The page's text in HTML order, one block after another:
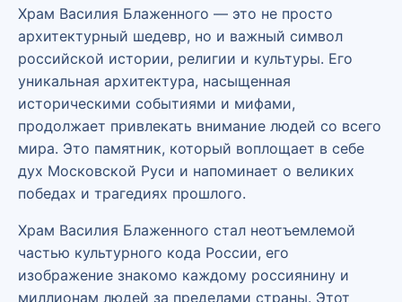
Храм Василия Блаженного — это не просто
архитектурный шедевр, но и важный символ
российской истории, религии и культуры. Его
уникальная архитектура, насыщенная
историческими событиями и мифами,
продолжает привлекать внимание людей со всего
мира. Это памятник, который воплощает в себе
дух Московской Руси и напоминает о великих
победах и трагедиях прошлого.
Храм Василия Блаженного стал неотъемлемой
частью культурного кода России, его
изображение знакомо каждому россиянину и
миллионам людей за пределами страны. Этот